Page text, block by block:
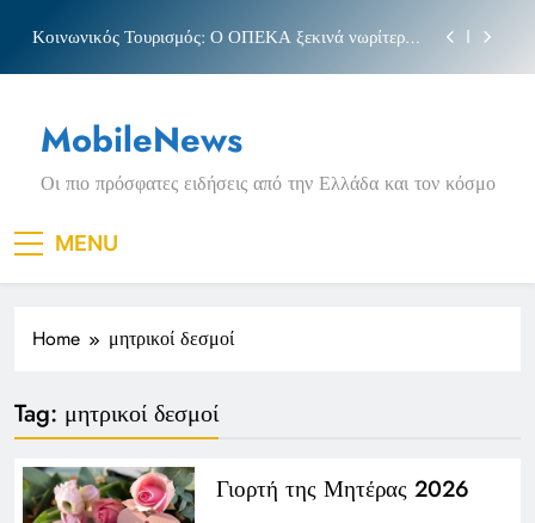
content
Κοινωνικός Τουρισμός: Ο ΟΠΕΚΑ ξεκινά νωρίτερα
Νέα Κρήτη: Σαρακήνικο και η φράση «Κρήτη
ΟΦΗ»
Πριγκιπάτο Στάδιο
Κοινωνικός Τουρισμός: Ο ΟΠΕΚΑ ξεκινά νωρίτερα
τις αιτήσεις
Μπέσσυ αργυράκη
Νέα Κρήτη: Σαρακήνικο και η φράση «Κρήτη
MobileNews
Οι πιο πρόσφατες ειδήσεις από την Ελλάδα και τον κόσμο
MENU
Home μητρικοί δεσμοί
Tag: μητρικοί δεσμοί
Γιορτή της Μητέρας 2026